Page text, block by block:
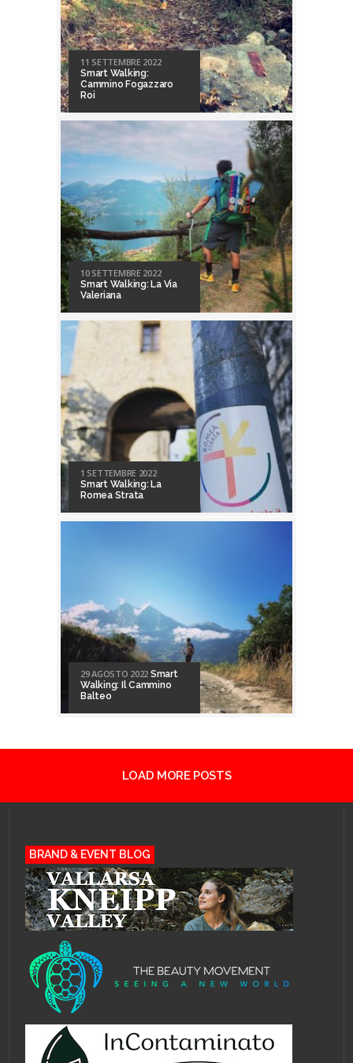
11 SETTEMBRE 2022
Smart Walking:
Cammino Fogazzaro
Roi
10 SETTEMBRE 2022
Smart Walking: La Via
Valeriana
1 SETTEMBRE 2022
Smart Walking: La
Romea Strata
29 AGOSTO 2022 Smart
Walking: Il Cammino
Balteo
LOAD MORE POSTS
BRAND & EVENT BLOG